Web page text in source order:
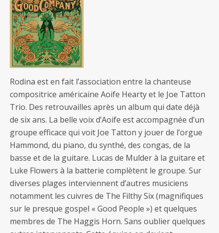
Rodina est en fait l’association entre la chanteuse
compositrice américaine Aoife Hearty et le Joe Tatton
Trio. Des retrouvailles après un album qui date déjà
de six ans. La belle voix d’Aoife est accompagnée d’un
groupe efficace qui voit Joe Tatton y jouer de l’orgue
Hammond, du piano, du synthé, des congas, de la
basse et de la guitare. Lucas de Mulder à la guitare et
Luke Flowers à la batterie complètent le groupe. Sur
diverses plages interviennent d’autres musiciens
notamment les cuivres de The Filthy Six (magnifiques
sur le presque gospel « Good People ») et quelques
membres de The Haggis Horn. Sans oublier quelques